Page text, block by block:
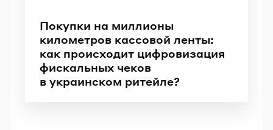
Покупки на миллионы
километров кассовой ленты:
как происходит цифровизация
фискальных чеков
в украинском ритейле?